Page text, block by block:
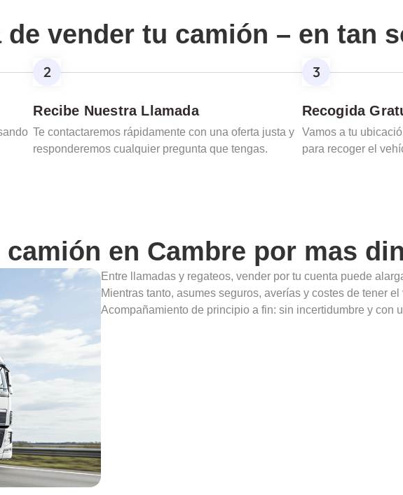
vender tu camión – en tan
Recibe Nuestra Llamada
Te contactaremos rápidamente con una oferta justa y
responderemos cualquier pregunta que tengas.
Recogida
Vamos a tu
para recoger el
camión en Cambre por mas
Entre llamadas y regateos, vender por tu cuenta puede
Mientras tanto, asumes seguros, averías y costes de tener
Acompañamiento de principio a fin: sin incertidumbre y con